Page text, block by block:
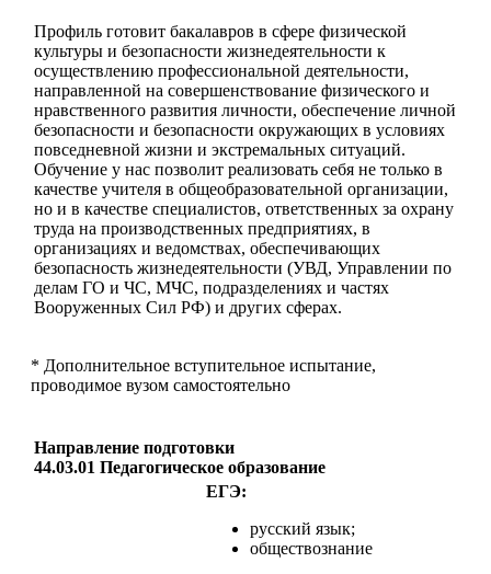
Профиль готовит бакалавров в сфере физической
культуры и безопасности жизнедеятельности к
осуществлению профессиональной деятельности,
направленной на совершенствование физического и
нравственного развития личности, обеспечение личной
безопасности и безопасности окружающих в условиях
повседневной жизни и экстремальных ситуаций.
Обучение у нас позволит реализовать себя не только в
качестве учителя в общеобразовательной организации,
но и в качестве специалистов, ответственных за охрану
труда на производственных предприятиях, в
организациях и ведомствах, обеспечивающих
безопасность жизнедеятельности (УВД, Управлении по
делам ГО и ЧС, МЧС, подразделениях и частях
Вооруженных Сил РФ) и других сферах.
* Дополнительное вступительное испытание,
проводимое вузом самостоятельно
Направление подготовки
44.03.01 Педагогическое образование
ЕГЭ:
русский язык;
обществознание